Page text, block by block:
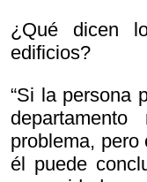
¿Qué dicen
edificios?
“Si la persona
problema, pero
él puede